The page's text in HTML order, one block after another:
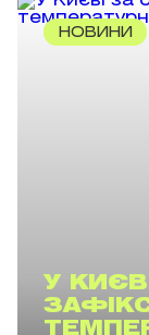
НОВИНИ
У